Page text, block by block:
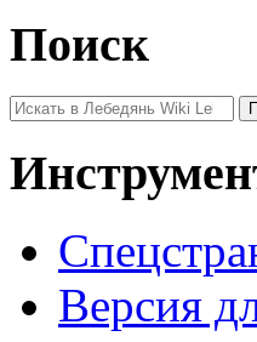
Поиск
Версия